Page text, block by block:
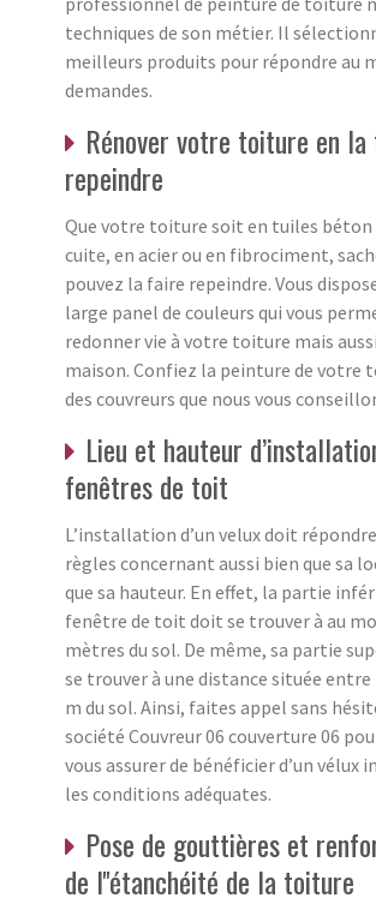
techniques de son métier. Il
meilleurs produits pour répondre au
demandes.
Rénover votre toiture en
repeindre
Que votre toiture soit en tuiles béton
cuite, en acier ou en fibrociment,
pouvez la faire repeindre. Vous
large panel de couleurs qui vous
redonner vie à votre toiture mais
maison. Confiez la peinture de votre
des couvreurs que nous vous
Lieu et hauteur
fenêtres de toit
L’installation d’un velux doit
règles concernant aussi bien que sa
que sa hauteur. En effet, la partie
fenêtre de toit doit se trouver à au
mètres du sol. De même, sa partie
se trouver à une distance située entre
m du sol. Ainsi, faites appel sans
société Couvreur 06 couverture 06
vous assurer de bénéficier d’un vélux
les conditions adéquates.
Pose de gouttières et
de l''étanchéité de la toiture